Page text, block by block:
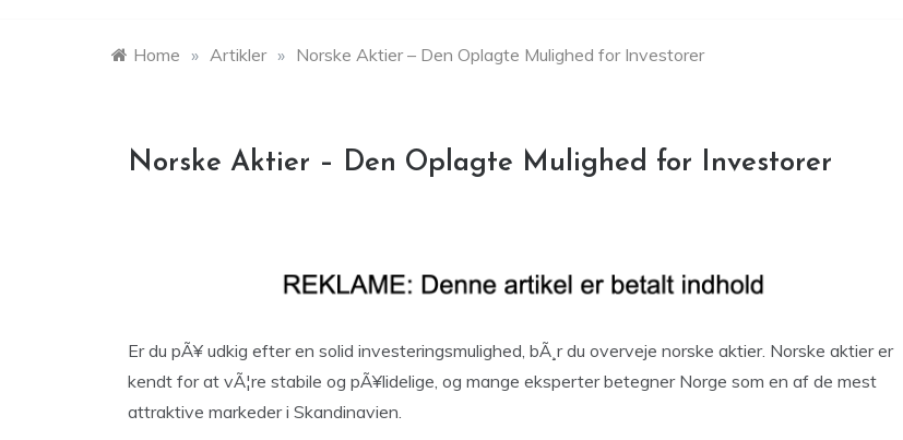
Home » Artikler » Norske Aktier – Den Oplagte Mulighed for Investorer
Norske Aktier – Den Oplagte Mulighed for Investorer
Er du pÃ¥ udkig efter en solid investeringsmulighed, bÃ¸r du overveje norske aktier. Norske aktier er
kendt for at vÃ¦re stabile og pÃ¥lidelige, og mange eksperter betegner Norge som en af de mest
attraktive markeder i Skandinavien.